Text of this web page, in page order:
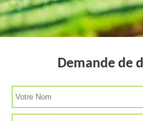
Demande de